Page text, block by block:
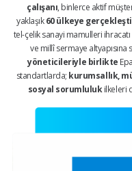
çalışanı, binlerce aktif
yaklaşık60 ülkeye
tel-çelik sanayi mamulleri
ve millî sermaye
yöneticileriyle birlikte
standartlarda; kurumsallık,
sosyal sorumlulukilkeleri